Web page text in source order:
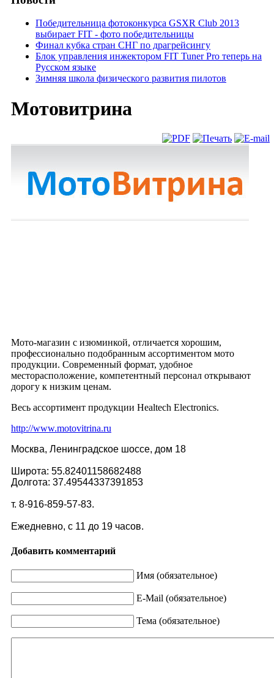
Победительница фотоконкурса GSXR Club 2013
выбирает FIT - фото победительницы
Финал кубка стран СНГ по драгрейсингу
Блок управления инжектором FIT Tuner Pro теперь на
Русском языке
Зимняя школа физического развития пилотов
Мотовитрина
Мото-магазин с изюминкой, отличается хорошим,
профессионально подобранным ассортиментом мото
продукции. Современный формат, удобное
месторасположение, компетентный персонал открывают
дорогу к низким ценам.
Весь ассортимент продукции Healtech Electronics.
http://www.motovitrina.ru
Москва, Ленинградское шоссе, дом 18
Широта: 55.82401158682488
Долгота: 37.49544337391853
т. 8-916-859-57-83.
Ежедневно, с 11 до 19 часов.
Добавить комментарий
Имя (обязательное)
E-Mail (обязательное)
Тема (обязательное)